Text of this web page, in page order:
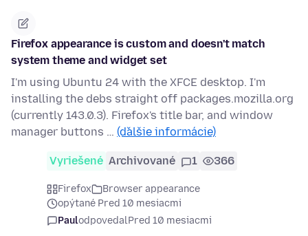
Firefox appearance is custom and doesn't match
system theme and widget set
I'm using Ubuntu 24 with the XFCE desktop. I'm
installing the debs straight off packages.mozilla.org
(currently 143.0.3). Firefox's title bar, and window
manager buttons … (ďalšie informácie)
Vyriešené Archivované 1 366
Firefox
Browser appearance
opýtané Pred 10 mesiacmi
PaulodpovedalPred 10 mesiacmi